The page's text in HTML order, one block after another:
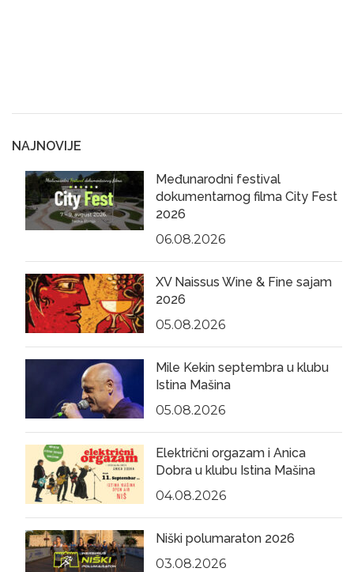
NAJNOVIJE
Međunarodni festival
dokumentarnog filma City Fest
2026
06.08.2026
XV Naissus Wine & Fine sajam
2026
05.08.2026
Mile Kekin septembra u klubu
Istina Mašina
05.08.2026
Električni orgazam i Anica
Dobra u klubu Istina Mašina
04.08.2026
Niški polumaraton 2026
03.08.2026